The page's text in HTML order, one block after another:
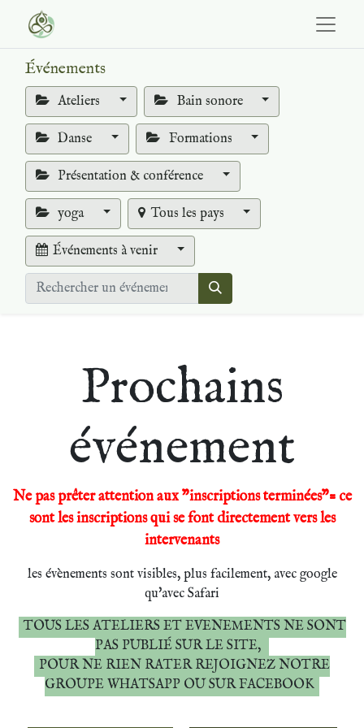
Événements
Ateliers Bain sonore
Danse Formations
Présentation & conférence
yoga Tous les pays
Événements à venir
Prochains
événement
Ne pas prêter attention aux "inscriptions terminées"= ce
sont les inscriptions qui se font directement vers les
intervenants
les évènements sont visibles, plus facilement, avec google
qu'avec Safari
TOUS LES ATELIERS ET EVENEMENTS NE SONT
PAS PUBLIÉ SUR LE SITE,
POUR NE RIEN RATER REJOIGNEZ NOTRE
GROUPE WHATSAPP OU SUR FACEBOOK